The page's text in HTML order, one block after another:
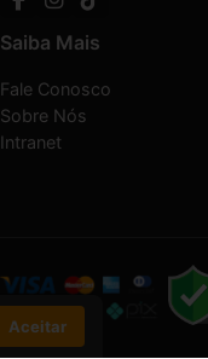
Saiba Mais
Fale Conosco
Sobre Nós
Intranet
Aceitar